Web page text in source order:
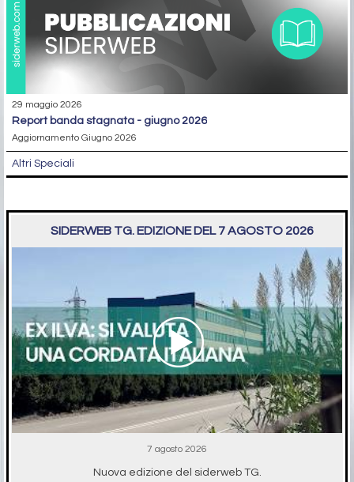
29 maggio 2026
report banda stagnata - giugno 2026
Aggiornamento Giugno 2026
Altri Speciali
SIDERWEB TG. EDIZIONE DEL 7 AGOSTO 2026
7 agosto 2026
Nuova edizione del siderweb TG.